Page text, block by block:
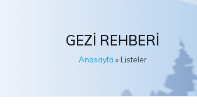
GEZI REHBERI
Anasayfa » Listeler